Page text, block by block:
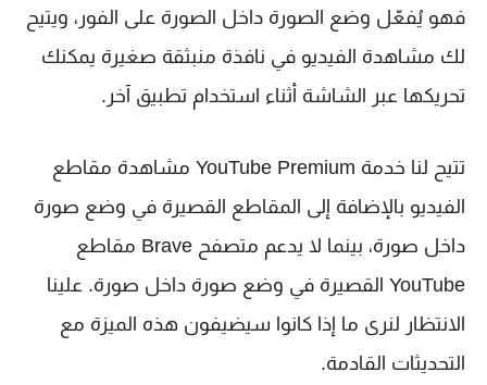
فهو يُفعّل وضع الصورة داخل الصورة على الفور، ويتيح
لك مشاهدة الفيديو في نافذة منبثقة صغيرة يمكنك
تحريكها عبر الشاشة أثناء استخدام تطبيق آخر.
تتيح لنا خدمة YouTube Premium مشاهدة مقاطع
الفيديو بالإضافة إلى المقاطع القصيرة في وضع صورة
داخل صورة، بينما لا يدعم متصفح Brave مقاطع
YouTube القصيرة في وضع صورة داخل صورة. علينا
الانتظار لنرى ما إذا كانوا سيضيفون هذه الميزة مع
التحديثات القادمة.